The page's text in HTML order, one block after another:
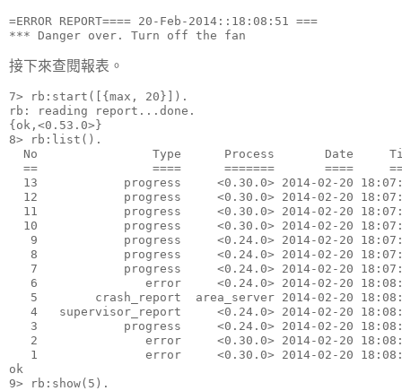
=ERROR REPORT==== 20-Feb-2014::18:08:51 ===
*** Danger over. Turn off the fan
接下來查閱報表。
7> rb:start([{max, 20}]).
rb: reading report...done.
{ok,<0.53.0>}
8> rb:list().
No                Type      Process       Date
==                ====      =======       ====
13            progress     <0.30.0> 2014-02-20
12            progress     <0.30.0> 2014-02-20
11            progress     <0.30.0> 2014-02-20
10            progress     <0.30.0> 2014-02-20
9            progress     <0.24.0> 2014-02-20
8            progress     <0.24.0> 2014-02-20
7            progress     <0.24.0> 2014-02-20
6               error     <0.24.0> 2014-02-20
5        crash_report  area_server 2014-02-20
4   supervisor_report     <0.24.0> 2014-02-20
3            progress     <0.24.0> 2014-02-20
2               error     <0.30.0> 2014-02-20
1               error     <0.30.0> 2014-02-20
ok
9> rb:show(5).